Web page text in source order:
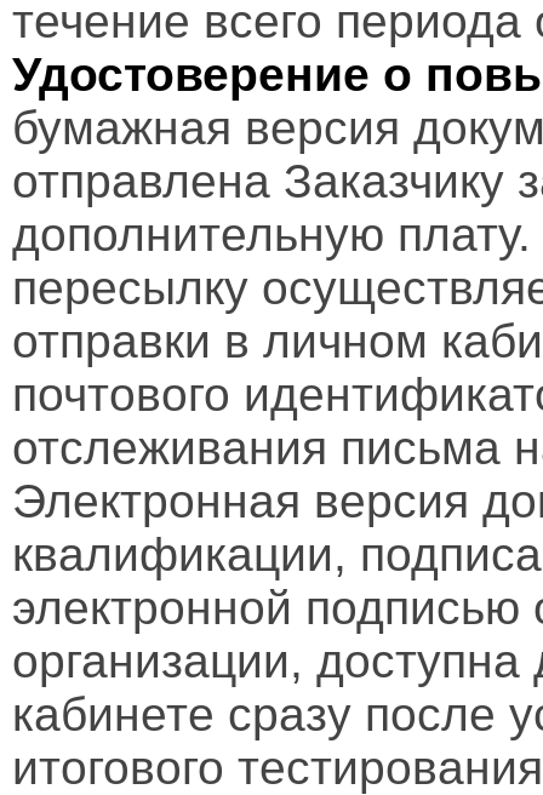
течение всего периода
Удостоверение о
бумажная версия
отправлена Заказчику
дополнительную
пересылку
отправки в личном
почтового
отслеживания письма
Электронная версия
квалификации,
электронной подписью
организации,
кабинете сразу после
итогового